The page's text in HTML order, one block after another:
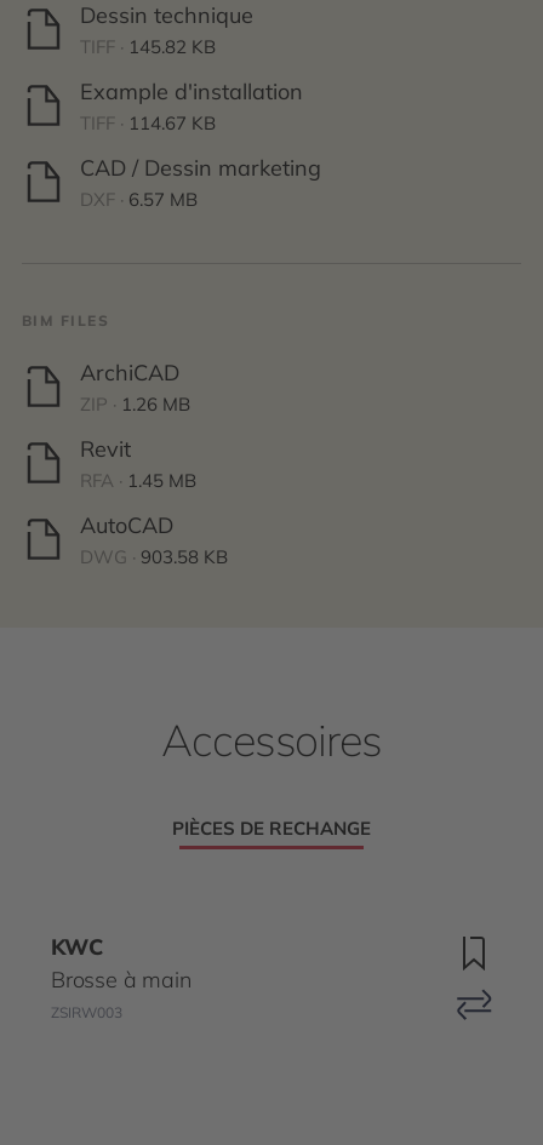
Dessin technique
TIFF · 145.82 KB
Example d'installation
TIFF · 114.67 KB
CAD / Dessin marketing
DXF · 6.57 MB
BIM FILES
ArchiCAD
ZIP · 1.26 MB
Revit
RFA · 1.45 MB
AutoCAD
DWG · 903.58 KB
Accessoires
PIÈCES DE RECHANGE
KWC
Brosse à main
ZSIRW003